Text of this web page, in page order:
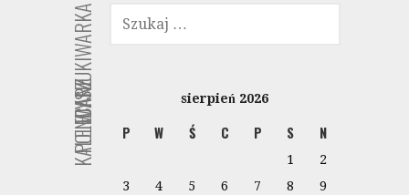
WYSZUKIWARKA SZUKAJ:
KALENDARZ sierpień 2026
P W Ś C P S N
1
2
3
4 5 6 7 8
9
POLECANE